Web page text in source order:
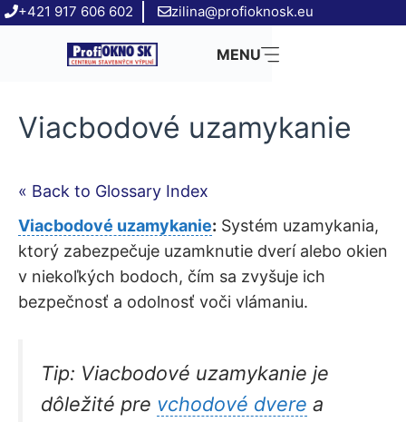
Preskočiť
+421 917 606 602 zilina@profioknosk.eu
MENU
Viacbodové uzamykanie
« Back to Glossary Index
Viacbodové uzamykanie: Systém uzamykania,
ktorý zabezpečuje uzamknutie dverí alebo okien
v niekoľkých bodoch, čím sa zvyšuje ich
bezpečnosť a odolnosť voči vlámaniu.
Tip: Viacbodové uzamykanie je
dôležité pre vchodové dvere a